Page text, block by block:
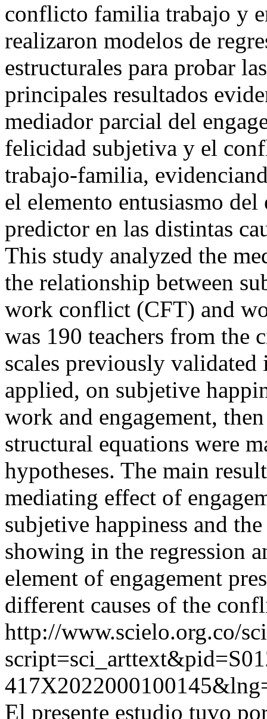
conflicto familia trabajo y
realizaron modelos de
estructurales para probar
principales resultados
mediador parcial del
felicidad subjetiva y el
trabajo-familia,
el elemento entusiasmo
predictor en las distintas
This study analyzed the
the relationship between
work conflict (CFT) and
was 190 teachers from the
scales previously
applied, on subjetive
work and engagement,
structural equations were
hypotheses. The main
mediating effect of
subjetive happiness and
showing in the regression
element of engagement
different causes of the
http://www.scielo.org.co/
El presente estudio tuvo